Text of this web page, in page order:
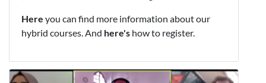
Here you can find more information about our
hybrid courses. And here's how to register.